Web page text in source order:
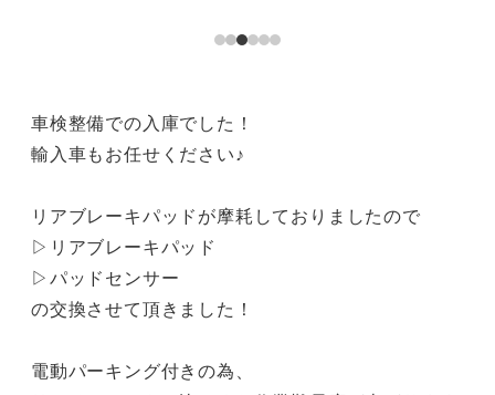
車検整備での入庫でした！
輸入車もお任せください♪
リアブレーキパッドが摩耗しておりましたので
▷リアブレーキパッド
▷パッドセンサー
の交換させて頂きました！
電動パーキング付きの為、